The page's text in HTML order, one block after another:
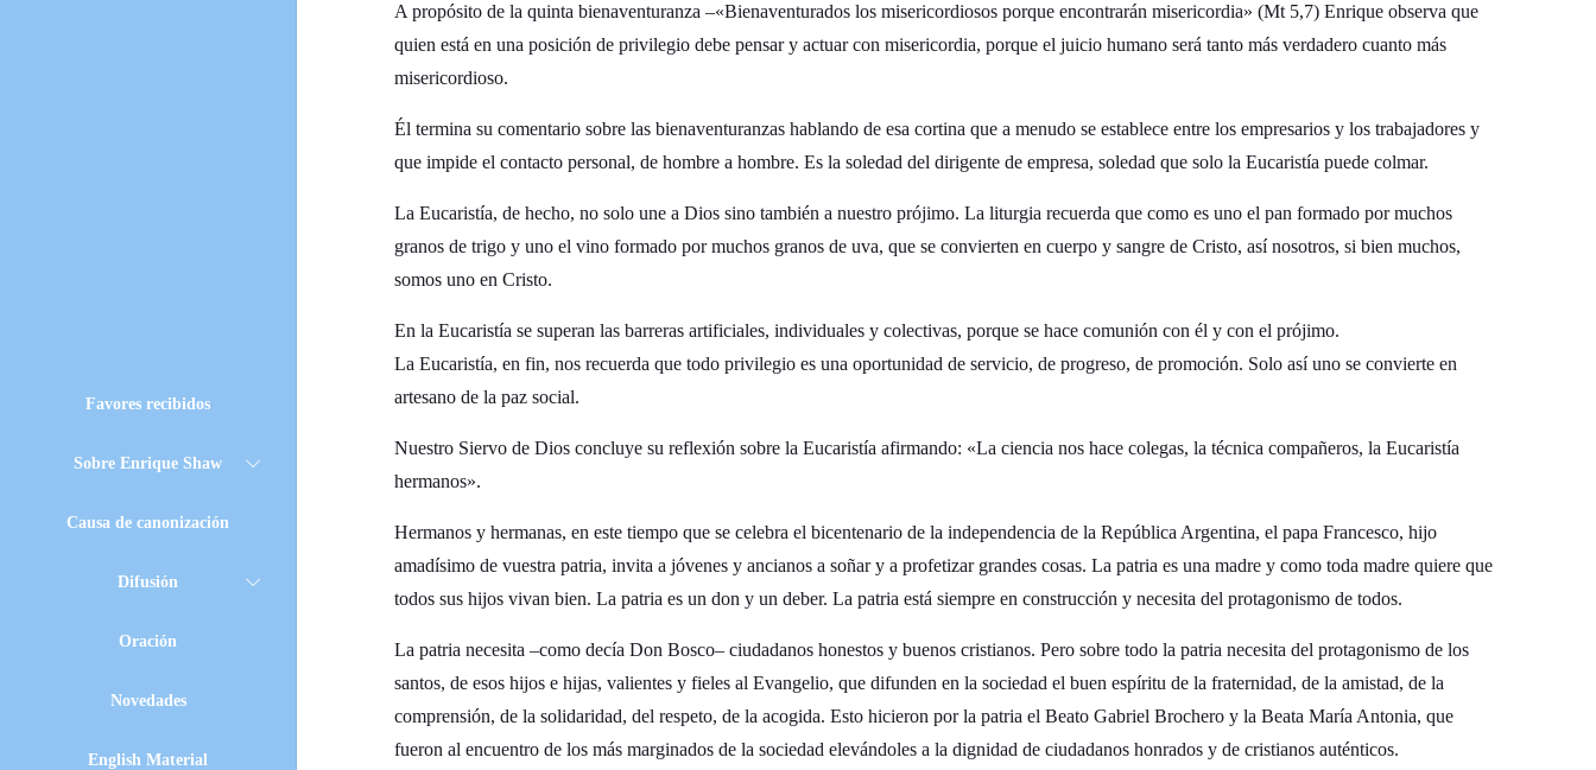
Favores recibidos
Sobre Enrique Shaw
Causa de canonización
Difusión
Oración
Novedades
English Material
A propósito de la quinta bienaventuranza –«Bienaventurados los misericordiosos porque encontrarán misericordia» (Mt 5,7) Enrique observa que
quien está en una posición de privilegio debe pensar y actuar con misericordia, porque el juicio humano será tanto más verdadero cuanto más
misericordioso.
Él termina su comentario sobre las bienaventuranzas hablando de esa cortina que a menudo se establece entre los empresarios y los trabajadores y
que impide el contacto personal, de hombre a hombre. Es la soledad del dirigente de empresa, soledad que solo la Eucaristía puede colmar.
La Eucaristía, de hecho, no solo une a Dios sino también a nuestro prójimo. La liturgia recuerda que como es uno el pan formado por muchos
granos de trigo y uno el vino formado por muchos granos de uva, que se convierten en cuerpo y sangre de Cristo, así nosotros, si bien muchos,
somos uno en Cristo.
En la Eucaristía se superan las barreras artificiales, individuales y colectivas, porque se hace comunión con él y con el prójimo.
La Eucaristía, en fin, nos recuerda que todo privilegio es una oportunidad de servicio, de progreso, de promoción. Solo así uno se convierte en
artesano de la paz social.
Nuestro Siervo de Dios concluye su reflexión sobre la Eucaristía afirmando: «La ciencia nos hace colegas, la técnica compañeros, la Eucaristía
hermanos».
Hermanos y hermanas, en este tiempo que se celebra el bicentenario de la independencia de la República Argentina, el papa Francesco, hijo
amadísimo de vuestra patria, invita a jóvenes y ancianos a soñar y a profetizar grandes cosas. La patria es una madre y como toda madre quiere que
todos sus hijos vivan bien. La patria es un don y un deber. La patria está siempre en construcción y necesita del protagonismo de todos.
La patria necesita –como decía Don Bosco– ciudadanos honestos y buenos cristianos. Pero sobre todo la patria necesita del protagonismo de los
santos, de esos hijos e hijas, valientes y fieles al Evangelio, que difunden en la sociedad el buen espíritu de la fraternidad, de la amistad, de la
comprensión, de la solidaridad, del respeto, de la acogida. Esto hicieron por la patria el Beato Gabriel Brochero y la Beata María Antonia, que
fueron al encuentro de los más marginados de la sociedad elevándoles a la dignidad de ciudadanos honrados y de cristianos auténticos.